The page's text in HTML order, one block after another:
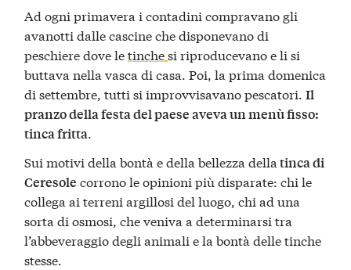
Ad ogni primavera i contadini compravano gli
avanotti dalle cascine che disponevano di
peschiere dove letinchesi riproducevano e li si
buttava nella vasca di casa. Poi, la prima domenica
di settembre, tutti si improvvisavano pescatori.Il
pranzo della festa del paese aveva un menù fisso:
tinca fritta
Sui motivi della bontà e della bellezza della tinca di
Ceresole corrono le opinioni più disparate: chi le
collega ai terreni argillosi del luogo, chi ad una
sorta di osmosi, che veniva a determinarsi tra
l’abbeveraggio degli animali e la bontà delle tinche
stesse.